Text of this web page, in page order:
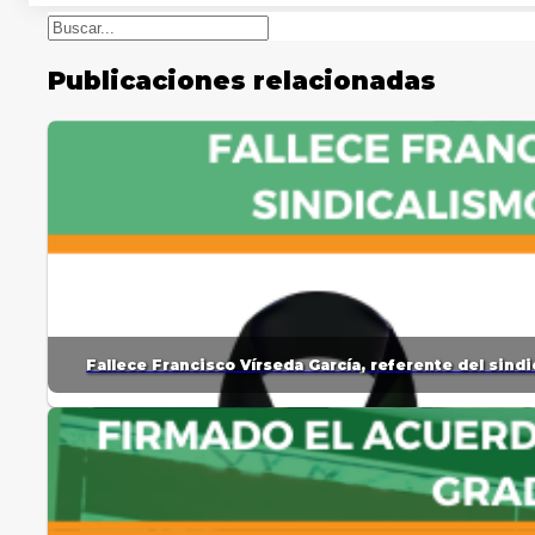
Buscar
Publicaciones relacionadas
Fallece Francisco Vírseda García, referente del